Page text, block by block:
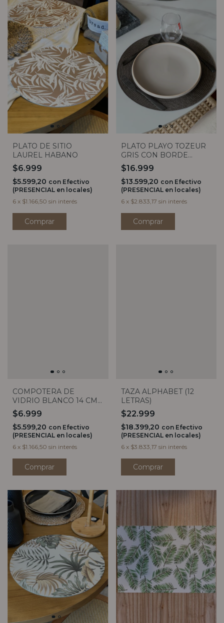
PLATO DE SITIO
LAUREL HABANO
$6.999
$5.599,20 con Efectivo
(PRESENCIAL en locales)
6 x $1.166,50 sin interés
PLATO PLAYO TOZEUR
GRIS CON BORDE
NATURAL 26CM
$16.999
$13.599,20 con Efectivo
(PRESENCIAL en locales)
6 x $2.833,17 sin interés
COMPOTERA DE
VIDRIO BLANCO 14 CM
BORMIOLI ROCCO
$6.999
$5.599,20 con Efectivo
(PRESENCIAL en locales)
6 x $1.166,50 sin interés
TAZA ALPHABET (12
LETRAS)
$22.999
$18.399,20 con Efectivo
(PRESENCIAL en locales)
6 x $3.833,17 sin interés
Comprar